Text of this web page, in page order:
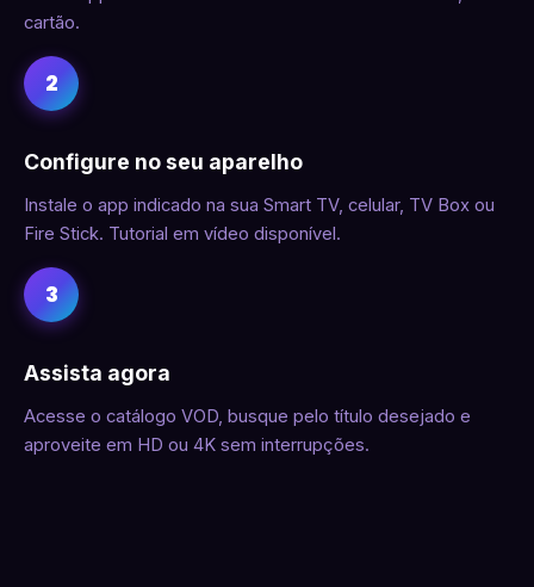
cartão.
2
Configure no seu aparelho
Instale o app indicado na sua Smart TV, celular, TV Box ou
Fire Stick. Tutorial em vídeo disponível.
3
Assista agora
Acesse o catálogo VOD, busque pelo título desejado e
aproveite em HD ou 4K sem interrupções.